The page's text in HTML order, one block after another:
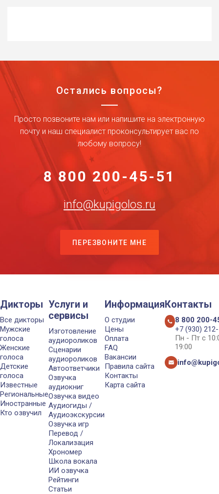
Остались вопросы?
Просто позвоните нам или напишите на электронную
почту и наш специалист проконсультирует вас по
любому вопросу!
8 800 200-45-51
info@kupigolos.ru
ПЕРЕЗВОНИТЕ МНЕ
Дикторы
Все дикторы
Мужские
голоса
Женские
голоса
Детские
голоса
Известные
Региональные
Иностранные
Кто озвучил
Услуги и
сервисы
Изготовление
аудиороликов
Сценарии
аудиороликов
Автоответчики
Озвучка
аудиокниг
Озвучка видео
Аудиогиды /
Аудиоэкскурсии
Озвучка игр
Перевод /
Локализация
Хрономер
Школа вокала
ИИ озвучка
Рейтинги
Статьи
Информация
О студии
Цены
Оплата
FAQ
Вакансии
Правила сайта
Контакты
Карта сайта
Контакты
8 800 200-
+7 (930)
Пн - Пт с
19:00